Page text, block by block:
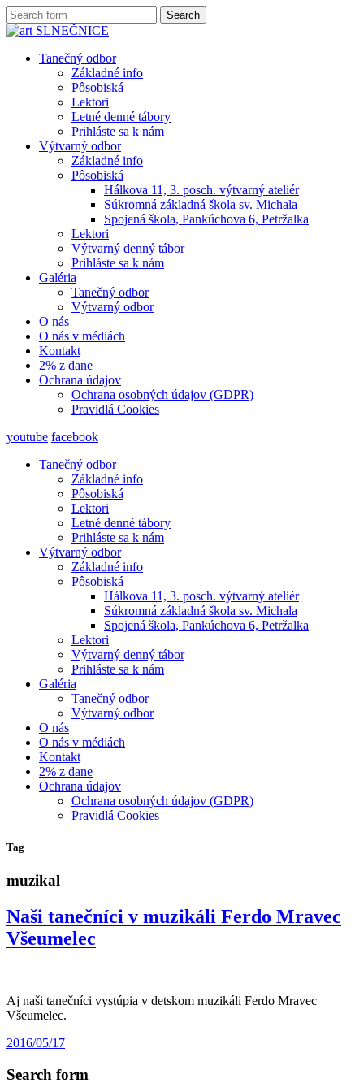
Tanečný odbor
Základné info
Pôsobiská
Lektori
Letné denné tábory
Prihláste sa k nám
Výtvarný odbor
Základné info
Pôsobiská
Hálkova 11, 3. posch. výtvarný ateliér
Súkromná základná škola sv. Michala
Spojená škola, Pankúchova 6, Petržalka
Lektori
Výtvarný denný tábor
Prihláste sa k nám
Galéria
Tanečný odbor
Výtvarný odbor
O nás
O nás v médiách
Kontakt
2% z dane
Ochrana údajov
Ochrana osobných údajov (GDPR)
Pravidlá Cookies
youtube facebook
Tanečný odbor
Základné info
Pôsobiská
Lektori
Letné denné tábory
Prihláste sa k nám
Výtvarný odbor
Základné info
Pôsobiská
Hálkova 11, 3. posch. výtvarný ateliér
Súkromná základná škola sv. Michala
Spojená škola, Pankúchova 6, Petržalka
Lektori
Výtvarný denný tábor
Prihláste sa k nám
Galéria
Tanečný odbor
Výtvarný odbor
O nás
O nás v médiách
Kontakt
2% z dane
Ochrana údajov
Ochrana osobných údajov (GDPR)
Pravidlá Cookies
Tag
muzikal
Naši tanečníci v muzikáli Ferdo Mravec
Všeumelec
Aj naši tanečníci vystúpia v detskom muzikáli Ferdo Mravec
Všeumelec.
2016/05/17
Search form